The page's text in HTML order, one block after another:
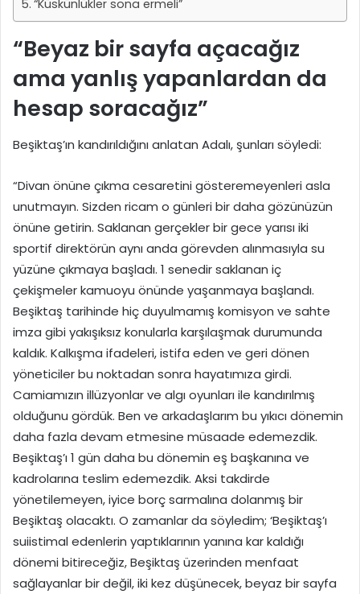
“Küskünlükler sona ermeli”
“Beyaz bir sayfa açacağız
ama yanlış yapanlardan da
hesap soracağız”
Beşiktaş’ın kandırıldığını anlatan Adalı, şunları söyledi:
“Divan önüne çıkma cesaretini gösteremeyenleri asla
unutmayın. Sizden ricam o günleri bir daha gözünüzün
önüne getirin. Saklanan gerçekler bir gece yarısı iki
sportif direktörün aynı anda görevden alınmasıyla su
yüzüne çıkmaya başladı. 1 senedir saklanan iç
çekişmeler kamuoyu önünde yaşanmaya başlandı.
Beşiktaş tarihinde hiç duyulmamış komisyon ve sahte
imza gibi yakışıksız konularla karşılaşmak durumunda
kaldık. Kalkışma ifadeleri, istifa eden ve geri dönen
yöneticiler bu noktadan sonra hayatımıza girdi.
Camiamızın illüzyonlar ve algı oyunları ile kandırılmış
olduğunu gördük. Ben ve arkadaşlarım bu yıkıcı dönemin
daha fazla devam etmesine müsaade edemezdik.
Beşiktaş’ı 1 gün daha bu dönemin eş başkanına ve
kadrolarına teslim edemezdik. Aksi takdirde
yönetilemeyen, iyice borç sarmalına dolanmış bir
Beşiktaş olacaktı. O zamanlar da söyledim; ‘Beşiktaş’ı
suiistimal edenlerin yaptıklarının yanına kar kaldığı
dönemi bitireceğiz, Beşiktaş üzerinden menfaat
sağlayanlar bir değil, iki kez düşünecek, beyaz bir sayfa